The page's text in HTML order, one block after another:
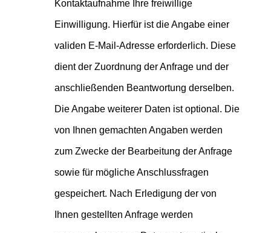
Kontaktaufnahme Ihre freiwillige
Einwilligung. Hierfür ist die Angabe einer
validen E-Mail-Adresse erforderlich. Diese
dient der Zuordnung der Anfrage und der
anschließenden Beantwortung derselben.
Die Angabe weiterer Daten ist optional. Die
von Ihnen gemachten Angaben werden
zum Zwecke der Bearbeitung der Anfrage
sowie für mögliche Anschlussfragen
gespeichert. Nach Erledigung der von
Ihnen gestellten Anfrage werden